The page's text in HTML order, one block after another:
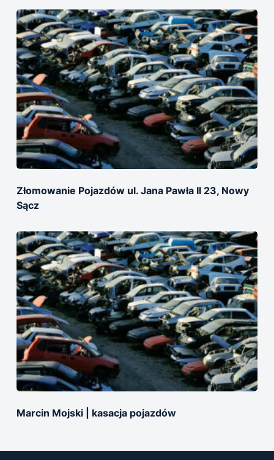
Złomowanie Pojazdów ul. Jana Pawła II 23, Nowy
Sącz
Marcin Mojski | kasacja pojazdów